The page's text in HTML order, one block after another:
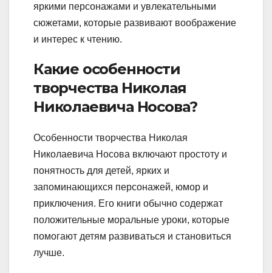
яркими персонажами и увлекательными
сюжетами, которые развивают воображение
и интерес к чтению.
Какие особенности
творчества Николая
Николаевича Носова?
Особенности творчества Николая
Николаевича Носова включают простоту и
понятность для детей, ярких и
запоминающихся персонажей, юмор и
приключения. Его книги обычно содержат
положительные моральные уроки, которые
помогают детям развиваться и становиться
лучше.